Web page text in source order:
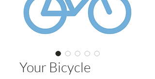
Your Bicycle